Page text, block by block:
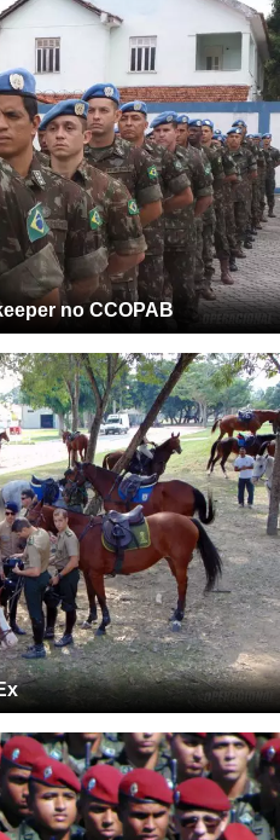
no CCOPAB